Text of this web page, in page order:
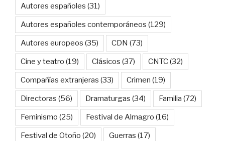
Autores españoles (31)
Autores españoles contemporáneos (129)
Autores europeos (35) CDN (73)
Cine y teatro (19) Clásicos (37) CNTC(32)
Compañías extranjeras (33) Crimen (19)
Directoras (56) Dramaturgas (34) Familia (72)
Feminismo (25) Festival de Almagro (16)
Festival de Otoño (20) Guerras (17)